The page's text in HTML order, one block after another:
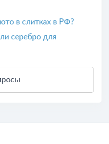
в слитках в РФ?
серебро для